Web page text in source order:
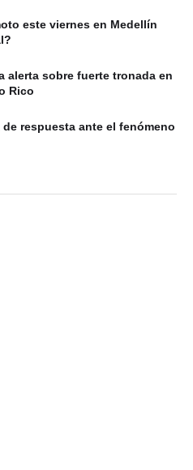
este viernes en Medellín
alerta sobre fuerte tronada en
Rico
respuesta ante el fenómeno